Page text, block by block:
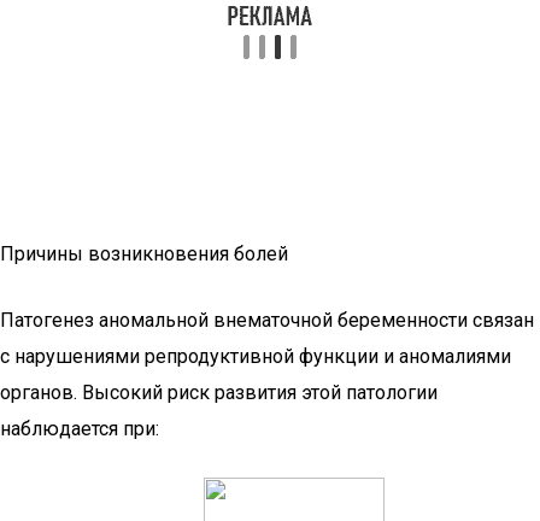
Причины возникновения болей
Патогенез аномальной внематочной беременности связан
с нарушениями репродуктивной функции и аномалиями
органов. Высокий риск развития этой патологии
наблюдается при: